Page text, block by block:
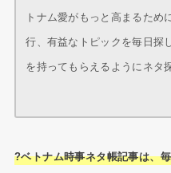
トナム愛がもっと高まるため
行、有益なトピックを毎日探
を持ってもらえるようにネタ
?ベトナム時事ネタ帳記事は、